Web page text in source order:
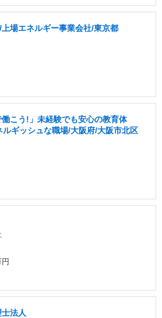
場エネルギー事業会社/東京都
こう!」未経験でも安心の教育体
ギッシュな職場/大阪府/大阪市北区
法人